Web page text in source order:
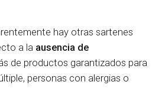
hay otras sartenes
a la ausencia de
de productos garantizados para
personas con alergias o